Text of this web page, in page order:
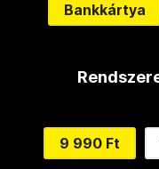
Bankkártya
9 990 Ft